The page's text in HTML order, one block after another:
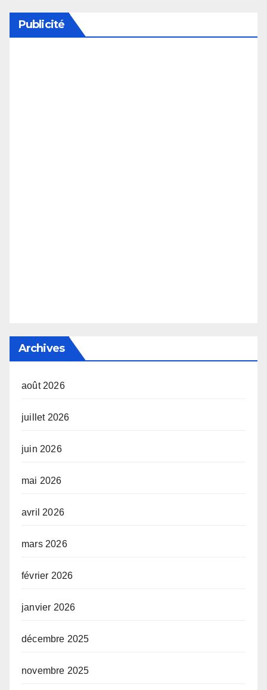
Publicité
Archives
août 2026
juillet 2026
juin 2026
mai 2026
avril 2026
mars 2026
février 2026
janvier 2026
décembre 2025
novembre 2025